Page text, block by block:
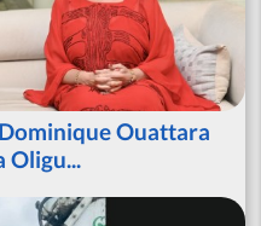
Ouattara
Oligu...